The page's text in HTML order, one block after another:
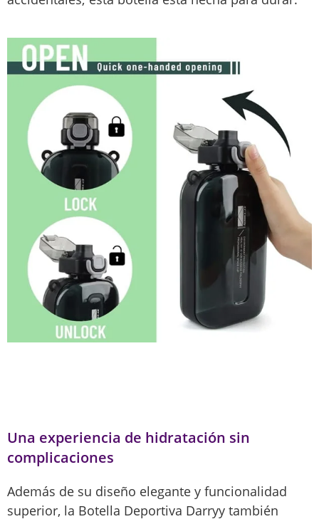
Una experiencia de hidratación sin
complicaciones
Además de su diseño elegante y funcionalidad
superior, la Botella Deportiva Darryy también